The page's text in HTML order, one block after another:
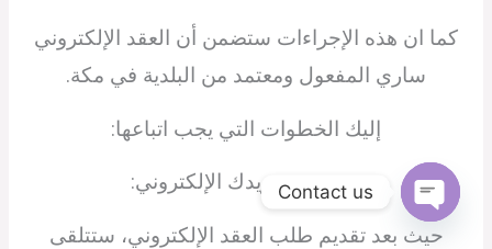
كما ان هذه الإجراءات ستضمن أن العقد الإلكتروني
ساري المفعول ومعتمد من البلدية في مكة.
إليك الخطوات التي يجب اتباعها:
تحقق من بريدك الإلكتروني:
حيث بعد تقديم طلب العقد الإلكتروني، ستتلقى
Contact us
Open
chaty